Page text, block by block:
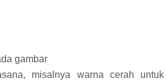
gambar
misalnya warna cerah untuk